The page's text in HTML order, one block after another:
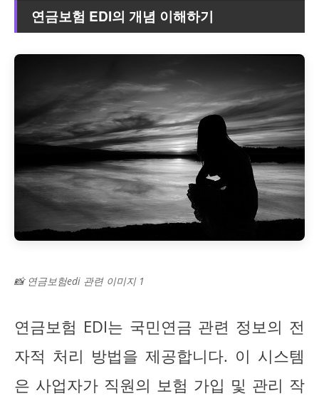
연금보험 EDI의 개념 이해하기
📸 연금보험edi 관련 이미지 1
연금보험 EDI는 국민연금 관련 정보의 전
자적 처리 방법을 제공합니다. 이 시스템
은 사업자가 직원의 보험 가입 및 관리 작